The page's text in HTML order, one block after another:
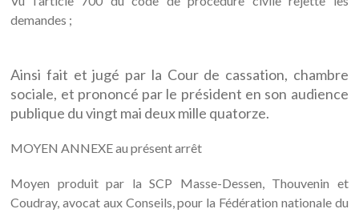
demandes ;
Ainsi fait et jugé par la Cour de cassation, chambre
sociale, et prononcé par le président en son audience
publique du vingt mai deux mille quatorze.
MOYEN ANNEXE au présent arrêt
Moyen produit par la SCP Masse-Dessen, Thouvenin et
Coudray, avocat aux Conseils, pour la Fédération nationale du